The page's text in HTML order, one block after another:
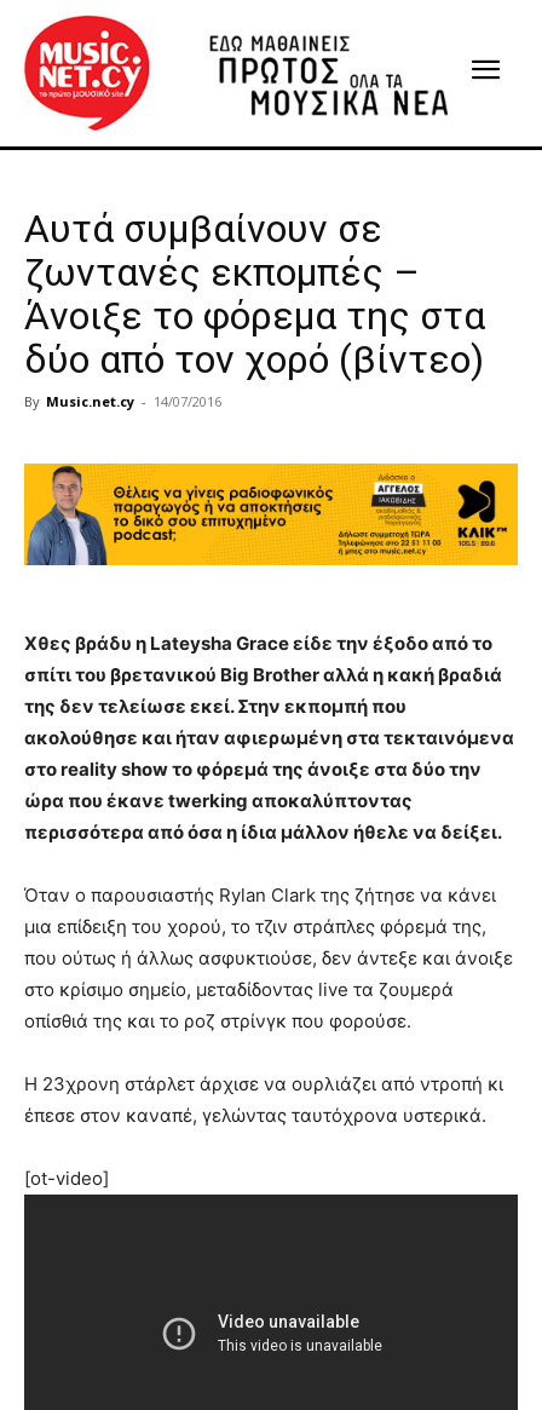
Αυτά συμβαίνουν σε
ζωντανές εκπομπές –
Άνοιξε το φόρεμα της στα
δύο από τον χορό (βίντεο)
By Music.net.cy - 14/07/2016
Χθες βράδυ η Lateysha Grace είδε την έξοδο από το
σπίτι του βρετανικού Big Brother αλλά η κακή βραδιά
της δεν τελείωσε εκεί. Στην εκπομπή που
ακολούθησε και ήταν αφιερωμένη στα τεκταινόμενα
στο reality show το φόρεμά της άνοιξε στα δύο την
ώρα που έκανε twerking αποκαλύπτοντας
περισσότερα από όσα η ίδια μάλλον ήθελε να δείξει.
Όταν ο παρουσιαστής Rylan Clark της ζήτησε να κάνει
μια επίδειξη του χορού, το τζιν στράπλες φόρεμά της,
που ούτως ή άλλως ασφυκτιούσε, δεν άντεξε και άνοιξε
στο κρίσιμο σημείο, μεταδίδοντας live τα ζουμερά
οπίσθιά της και το ροζ στρίνγκ που φορούσε.
Η 23χρονη στάρλετ άρχισε να ουρλιάζει από ντροπή κι
έπεσε στον καναπέ, γελώντας ταυτόχρονα υστερικά.
[ot-video]